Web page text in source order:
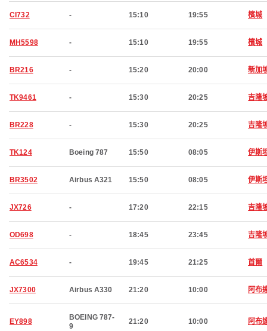
CI732 - 15:10 19:55 檳城
MH5598 - 15:10 19:55 檳城
BR216 - 15:20 20:00 新加
TK9461 - 15:30 20:25 吉隆
BR228 - 15:30 20:25 吉隆
TK124 Boeing 787 15:50 08:05 伊斯
BR3502 Airbus A321 15:50 08:05 伊斯
JX726 - 17:20 22:15 吉隆
OD698 - 18:45 23:45 吉隆
AC6534 - 19:45 21:25 首爾
JX7300 Airbus A330 21:20 10:00 阿布
EY898
BOEING 787-
9
21:20 10:00 阿布